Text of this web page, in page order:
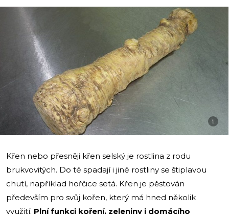
i
Křen nebo přesněji křen selský je rostlina z rodu
brukvovitých. Do té spadají i jiné rostliny se štiplavou
chutí, například hořčice setá. Křen je pěstován
především pro svůj kořen, který má hned několik
využití. Plní funkci koření, zeleniny i domácího